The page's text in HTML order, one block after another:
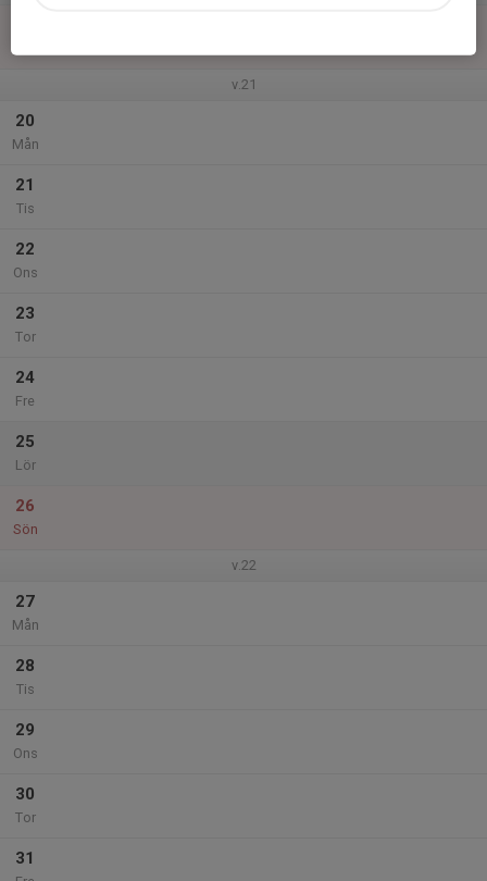
v.21
20
Mån
21
Tis
22
Ons
23
Tor
24
Fre
25
Lör
26
Sön
v.22
27
Mån
28
Tis
29
Ons
30
Tor
31